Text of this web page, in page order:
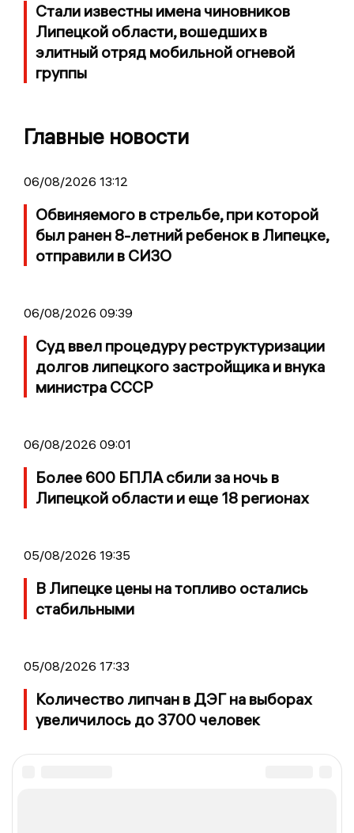
Стали известны имена чиновников
Липецкой области, вошедших в
элитный отряд мобильной огневой
группы
Главные новости
06/08/2026 13:12
Обвиняемого в стрельбе, при которой
был ранен 8-летний ребенок в Липецке,
отправили в СИЗО
06/08/2026 09:39
Суд ввел процедуру реструктуризации
долгов липецкого застройщика и внука
министра СССР
06/08/2026 09:01
Более 600 БПЛА сбили за ночь в
Липецкой области и еще 18 регионах
05/08/2026 19:35
В Липецке цены на топливо остались
стабильными
05/08/2026 17:33
Количество липчан в ДЭГ на выборах
увеличилось до 3700 человек